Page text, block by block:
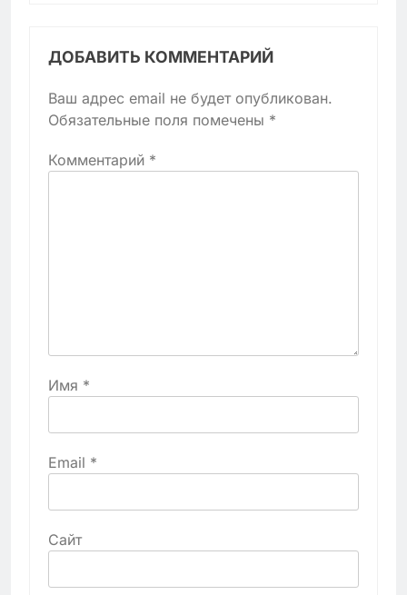
ДОБАВИТЬ КОММЕНТАРИЙ
Ваш адрес email не будет опубликован.
Обязательные поля помечены *
Комментарий *
Имя *
Email *
Сайт